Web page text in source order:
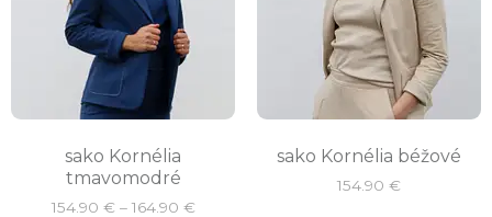
sako Kornélia
tmavomodré
154.90 € – 164.90 €
sako Kornélia béžové
154.90 €